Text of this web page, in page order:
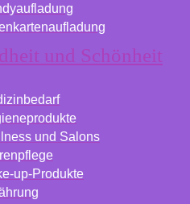
und Schönheit
und Salons
up-Produkte